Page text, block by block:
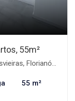
55m²
Florianópolis-SC
55 m²